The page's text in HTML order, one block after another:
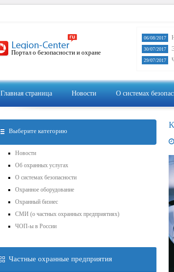
Портал о безопасности и охране
06/08/2017
30/07/2017
29/07/2017
Главная страница Новости О системах
Выберите категорию
Новости
Об охранных услугах
О системах безопасности
Охранное оборудование
Охранный бизнес
СМИ (о частных охранных предприятиях)
ЧОП-ы в России
Частные охранные предприятия